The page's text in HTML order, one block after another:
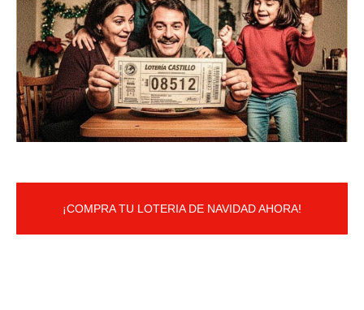
¡COMPRA TU LOTERIA DE NAVIDAD AHORA!